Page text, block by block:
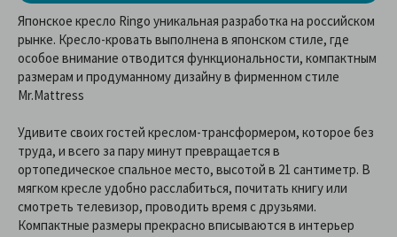
Японское кресло Ringo уникальная разработка на российском
рынке. Кресло-кровать выполнена в японском стиле, где
особое внимание отводится функциональности, компактным
размерам и продуманному дизайну в фирменном стиле
Mr.Mattress
Удивите своих гостей креслом-трансформером, которое без
труда, и всего за пару минут превращается в
ортопедическое спальное место, высотой в 21 сантиметр. В
мягком кресле удобно расслабиться, почитать книгу или
смотреть телевизор, проводить время с друзьями.
Компактные размеры прекрасно вписываются в интерьер